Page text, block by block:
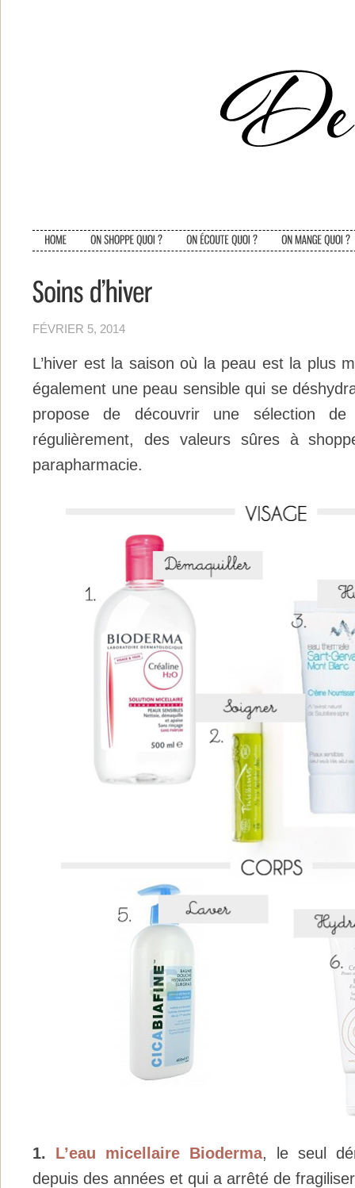
FÉVRIER 5, 2014
L’hiver est la saison où la peau est la plus
également une peau sensible qui se
propose de découvrir une sélection de
régulièrement, des valeurs sûres à
parapharmacie.
1. L’eau micellaire Bioderma, le seul
depuis des années et qui a arrêté de